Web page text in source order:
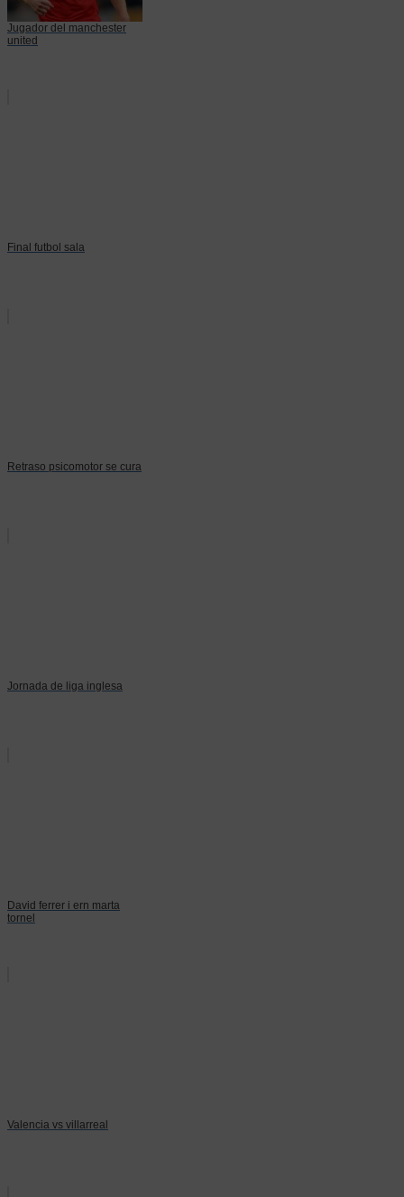
Jugador del manchester
united
Final futbol sala
Retraso psicomotor se cura
Jornada de liga inglesa
David ferrer i ern marta
tornel
Valencia vs villarreal